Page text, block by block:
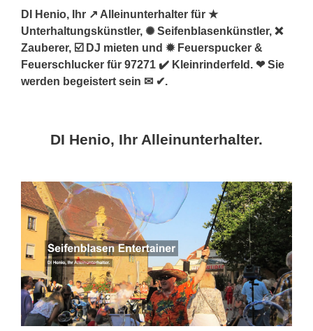
DI Henio, Ihr ↗️ Alleinunterhalter für ★
Unterhaltungskünstler, ✺ Seifenblasenkünstler, ❌
Zauberer, ☑️ DJ mieten und ✹ Feuerspucker &
Feuerschlucker für 97271 ✔️ Kleinrinderfeld. ❤ Sie
werden begeistert sein ✉ ✔.
DI Henio, Ihr Alleinunterhalter.